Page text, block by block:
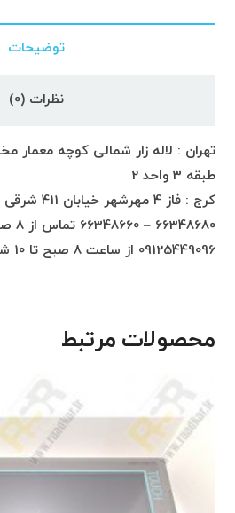
توضیحات
نظرات (0)
تهران : لاله زار شمالی کوچه معمار
طبقه 3 واحد 2
کرج : فاز 4 مهرشهر خیابان 411 شرقی پلاک 114 واحد 1
66348680 – 66348660 تماس از 8 صبح تا 6 شب
09125449096 از ساعت 8 صبح تا 10 شب
محصولات مرتبط